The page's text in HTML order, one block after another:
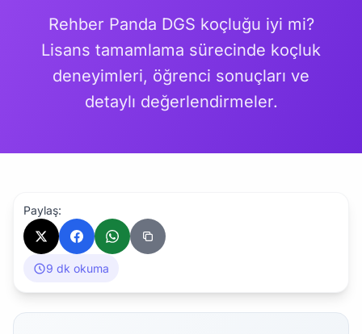
Rehber Panda DGS koçluğu iyi mi?
Lisans tamamlama sürecinde koçluk
deneyimleri, öğrenci sonuçları ve
detaylı değerlendirmeler.
Paylaş:
9 dk okuma